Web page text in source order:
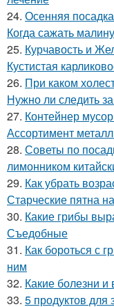
24. Осенняя
Когда сажать
25. Курчавость и
Кустистая
26. При каком
Нужно ли следить
27. Контейнер
Ассортимент
28. Советы по
лимонником
29. Как убрать
Старческие пятна
30. Какие грибы
Съедобные
31. Как бороться с
ним
32. Какие болезни и
33. 5 продуктов